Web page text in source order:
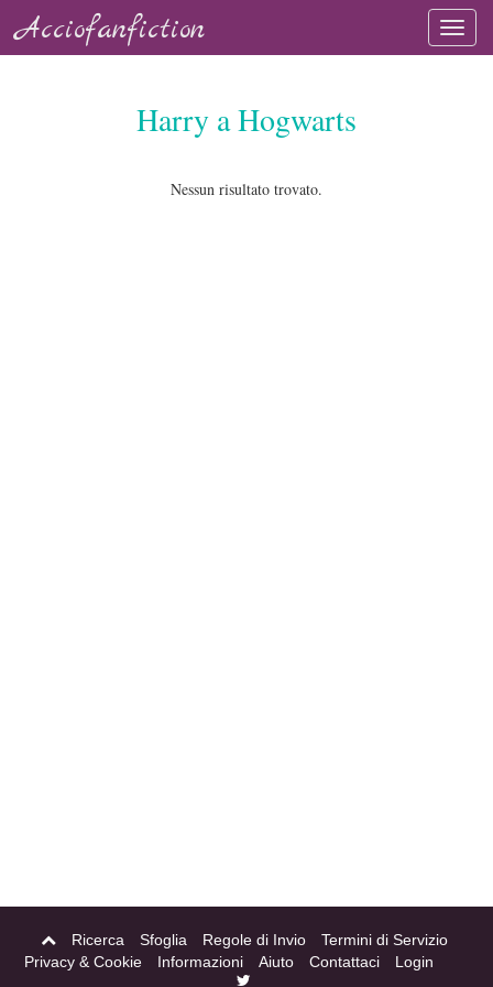
Acciofanfiction
Harry a Hogwarts
Nessun risultato trovato.
Ricerca Sfoglia Regole di Invio
Termini di Servizio
Privacy & Cookie
Informazioni Aiuto Contattaci Login